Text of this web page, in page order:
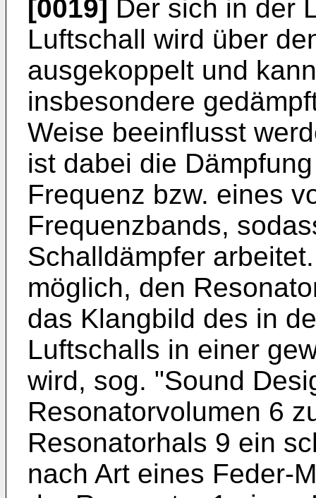
[0019] Der sich in der
Luftschall wird über
ausgekoppelt und
insbesondere
Weise beeinflusst
ist dabei die
Frequenz bzw. eines
Frequenzbands,
Schalldämpfer
möglich, den
das Klangbild des in
Luftschalls in einer
wird, sog. "Sound
Resonatorvolumen 6
Resonatorhals 9 ein
nach Art eines Feder-